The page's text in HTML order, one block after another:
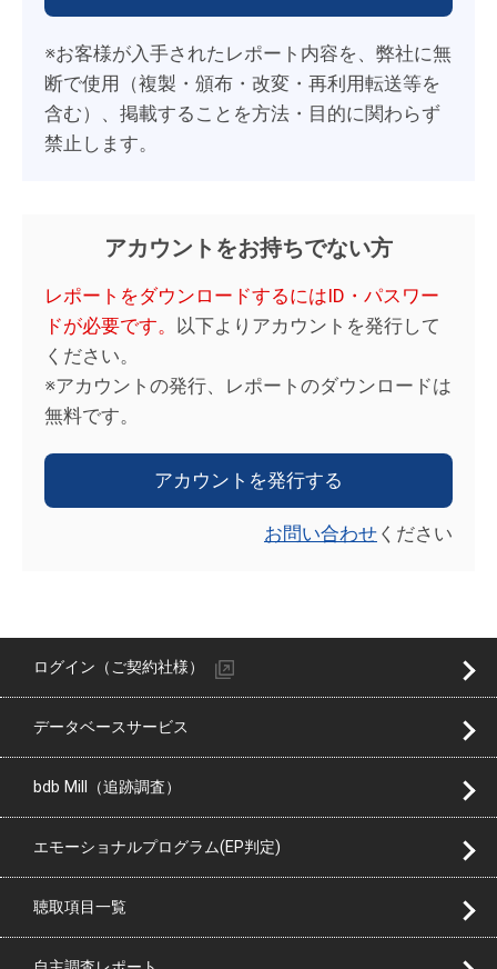
※お客様が入手されたレポート内容を、弊社に無
断で使用（複製・頒布・改変・再利用転送等を
含む）、掲載することを方法・目的に関わらず
禁止します。
アカウントをお持ちでない方
レポートをダウンロードするにはID・パスワー
ドが必要です。 以下よりアカウントを発行して
ください。
※アカウントの発行、レポートのダウンロードは
無料です。
アカウントを発行する
お問い合わせ ください
ログイン（ご契約社様）
データベースサービス
bdb Mill（追跡調査）
エモーショナルプログラム(EP判定)
聴取項目一覧